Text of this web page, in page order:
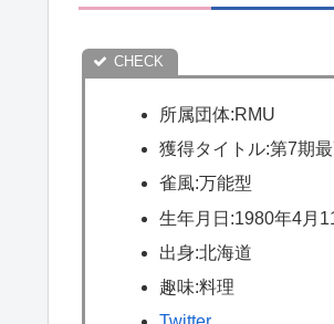
所属団体:RMU
獲得タイトル:第7期
雀風:万能型
生年月日:1980年4月
出身:北海道
趣味:料理